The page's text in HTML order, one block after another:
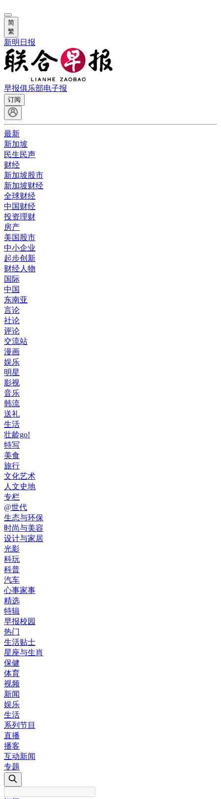
简
繁
新明日报
早报俱乐部电子报
订阅
最新
新加坡
民生民声
财经
新加坡股市
新加坡财经
全球财经
中国财经
投资理财
房产
美国股市
中小企业
起步创新
财经人物
国际
中国
东南亚
言论
社论
评论
交流站
漫画
娱乐
明星
影视
音乐
韩流
送礼
生活
壮龄go!
特写
美食
旅行
文化艺术
人文史地
专栏
@世代
生态与环保
时尚与美容
设计与家居
光影
科玩
科普
汽车
心事家事
精选
特辑
早报校园
热门
生活贴士
星座与生肖
保健
体育
视频
新闻
娱乐
生活
系列节目
直播
播客
互动新闻
专题